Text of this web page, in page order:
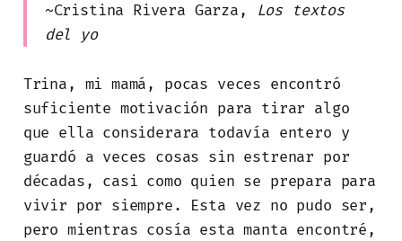
~Cristina Rivera Garza,
Los textos
del yo
Trina, mi mamá, pocas veces encontró
suficiente motivación para tirar algo
que ella considerara todavía entero y
guardó a veces cosas sin estrenar por
décadas, casi como quien se prepara para
vivir por siempre. Esta vez no pudo ser,
pero mientras cosía esta manta encontré,